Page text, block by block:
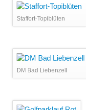
Staffort-Topiblüten
DM Bad Liebenzell